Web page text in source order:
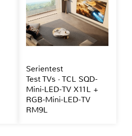
Serientest
Test TVs · TCL SQD-
Mini-LED-TV X11L +
RGB-Mini-LED-TV
RM9L